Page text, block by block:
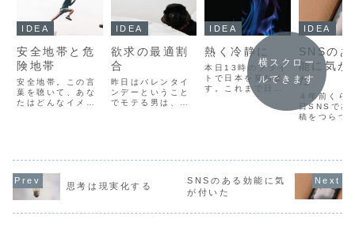
IDEA
安全地帯と危
険地帯
安全地帯。この言
葉を聴いて、あな
たはどんなイメー
真っ先に連想し
た。これには1歳
10ヶ月になる息子
している。私の息
IDEA
欲求の最適割
合
昨日はバレンタイ
ンデーということ
でモテる男は、チ
～。う～食欲
が！！さて、今日
えていこうと思い
IDEA
熱く冷静に
本日13時のフライ
トで日本を発ちま
す。これまで日本
を離れて生活する
経験は大学時代の
ての生活とは違
家も決まっていな
い。現地語も話せ
まっていない。
IDEA
SNSの
能に気が
た
４年前くら
日SNSで友
稿をつらつ
抱いていた
明に覚えて
そして、当
横スクロー
ルできます
思考は現実化する
SNSのある効能に気
が付いた